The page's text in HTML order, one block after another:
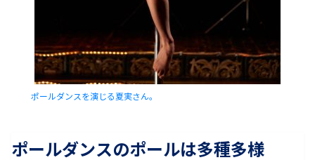
ポールダンスを演じる夏実さん。
ポールダンスのポールは多種多様